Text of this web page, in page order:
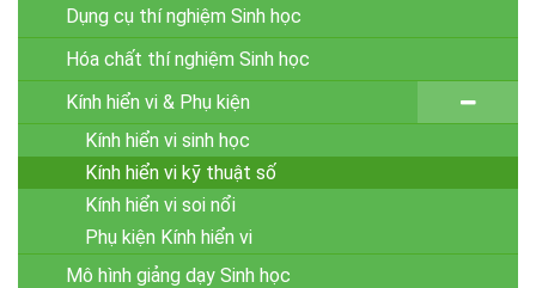
Dụng cụ thí nghiệm Sinh học
Hóa chất thí nghiệm Sinh học
Kính hiển vi & Phụ kiện
Kính hiển vi sinh học
Kính hiển vi kỹ thuật số
Kính hiển vi soi nổi
Phụ kiện Kính hiển vi
Mô hình giảng dạy Sinh học